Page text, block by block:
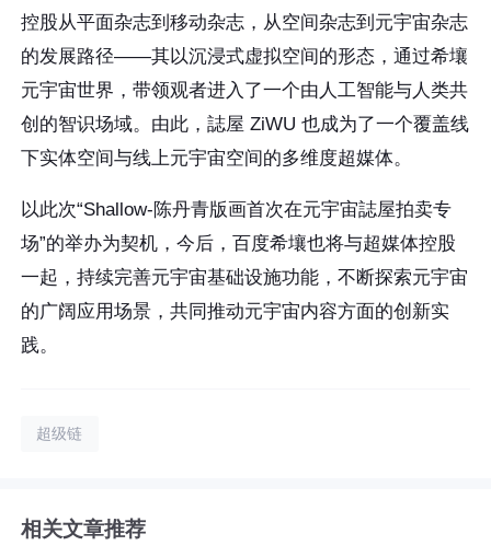
控股从平面杂志到移动杂志，从空间杂志到元宇宙杂志
的发展路径——其以沉浸式虚拟空间的形态，通过希壤
元宇宙世界，带领观者进入了一个由人工智能与人类共
创的智识场域。由此，誌屋 ZiWU 也成为了一个覆盖线
下实体空间与线上元宇宙空间的多维度超媒体。
以此次“Shallow-陈丹青版画首次在元宇宙誌屋拍卖专
场”的举办为契机，今后，百度希壤也将与超媒体控股
一起，持续完善元宇宙基础设施功能，不断探索元宇宙
的广阔应用场景，共同推动元宇宙内容方面的创新实
践。
超级链
相关文章推荐